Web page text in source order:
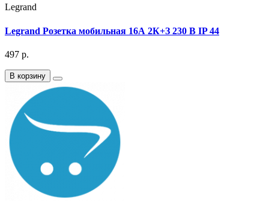
Legrand
Legrand Розетка мобильная 16А 2К+З 230 В IP 44
497 р.
В корзину